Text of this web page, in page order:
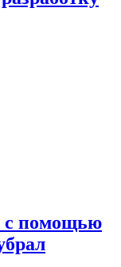
с помощью